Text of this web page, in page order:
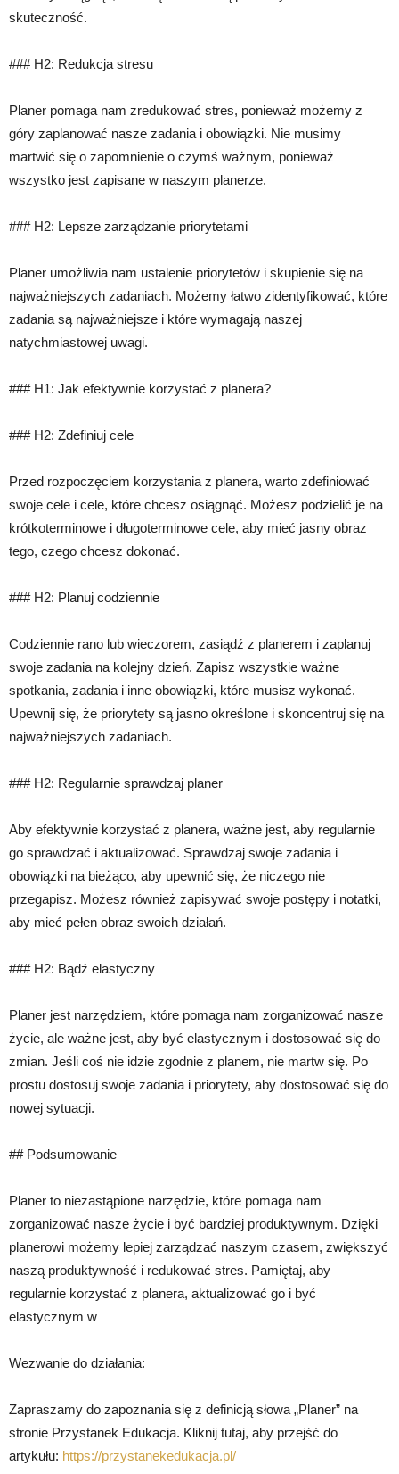
skuteczność.
### H2: Redukcja stresu
Planer pomaga nam zredukować stres, ponieważ możemy z
góry zaplanować nasze zadania i obowiązki. Nie musimy
martwić się o zapomnienie o czymś ważnym, ponieważ
wszystko jest zapisane w naszym planerze.
### H2: Lepsze zarządzanie priorytetami
Planer umożliwia nam ustalenie priorytetów i skupienie się na
najważniejszych zadaniach. Możemy łatwo zidentyfikować, które
zadania są najważniejsze i które wymagają naszej
natychmiastowej uwagi.
### H1: Jak efektywnie korzystać z planera?
### H2: Zdefiniuj cele
Przed rozpoczęciem korzystania z planera, warto zdefiniować
swoje cele i cele, które chcesz osiągnąć. Możesz podzielić je na
krótkoterminowe i długoterminowe cele, aby mieć jasny obraz
tego, czego chcesz dokonać.
### H2: Planuj codziennie
Codziennie rano lub wieczorem, zasiądź z planerem i zaplanuj
swoje zadania na kolejny dzień. Zapisz wszystkie ważne
spotkania, zadania i inne obowiązki, które musisz wykonać.
Upewnij się, że priorytety są jasno określone i skoncentruj się na
najważniejszych zadaniach.
### H2: Regularnie sprawdzaj planer
Aby efektywnie korzystać z planera, ważne jest, aby regularnie
go sprawdzać i aktualizować. Sprawdzaj swoje zadania i
obowiązki na bieżąco, aby upewnić się, że niczego nie
przegapisz. Możesz również zapisywać swoje postępy i notatki,
aby mieć pełen obraz swoich działań.
### H2: Bądź elastyczny
Planer jest narzędziem, które pomaga nam zorganizować nasze
życie, ale ważne jest, aby być elastycznym i dostosować się do
zmian. Jeśli coś nie idzie zgodnie z planem, nie martw się. Po
prostu dostosuj swoje zadania i priorytety, aby dostosować się do
nowej sytuacji.
## Podsumowanie
Planer to niezastąpione narzędzie, które pomaga nam
zorganizować nasze życie i być bardziej produktywnym. Dzięki
planerowi możemy lepiej zarządzać naszym czasem, zwiększyć
naszą produktywność i redukować stres. Pamiętaj, aby
regularnie korzystać z planera, aktualizować go i być
elastycznym w
Wezwanie do działania:
Zapraszamy do zapoznania się z definicją słowa „Planer” na
stronie Przystanek Edukacja. Kliknij tutaj, aby przejść do
artykułu: https://przystanekedukacja.pl/